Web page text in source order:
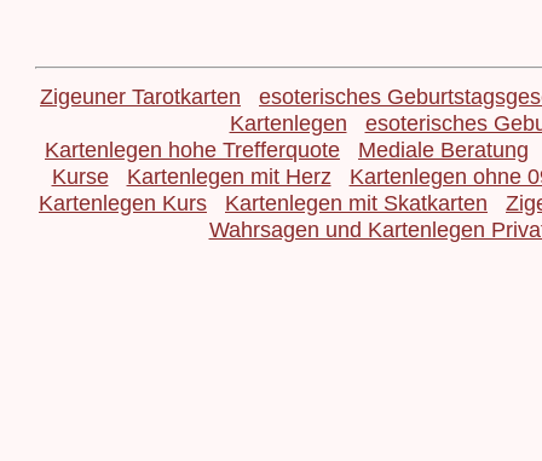
Zigeuner Tarotkarten
esoterisches
Kartenlegen
esoterisches
Kartenlegen hohe Trefferquote
Mediale Beratung
Kurse
Kartenlegen mit Herz
Kartenlegen ohne
Kartenlegen Kurs
Kartenlegen mit Skatkarten
Wahrsagen und Kartenlegen